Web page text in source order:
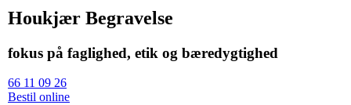
Houkjær Begravelse
fokus på faglighed, etik og bæredygtighed
66 11 09 26
Bestil online